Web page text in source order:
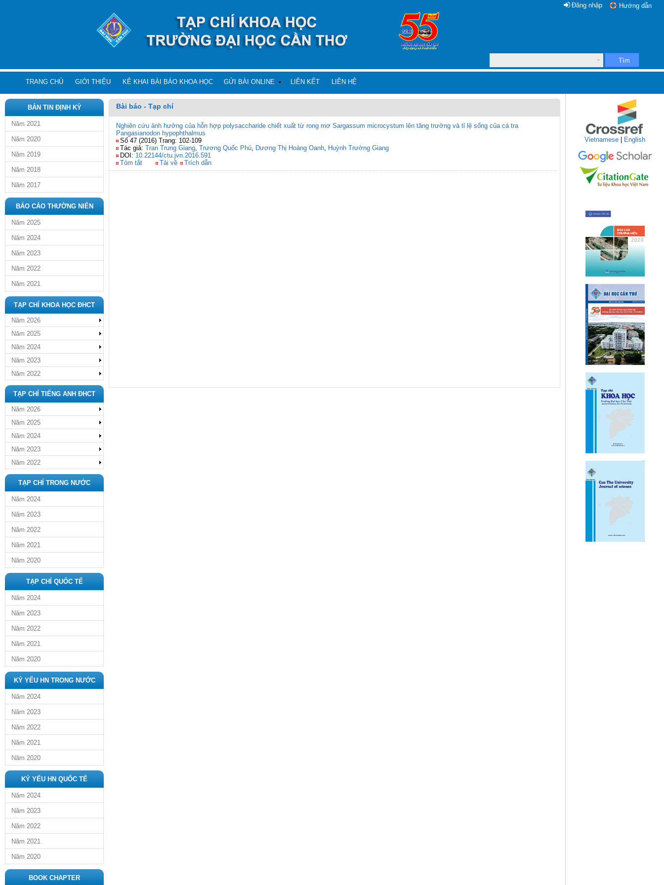
Hướng dẫn
Đăng nhập
Tìm
TRANG CHỦ GIỚI THIỆU KÊ KHAI BÀI BÁO KHOA HỌC GỬI BÀI ONLINE LIÊN KẾT LIÊN HỆ
BẢN TIN ĐỊNH KỲ
Năm 2021
Năm 2020
Năm 2019
Năm 2018
Năm 2017
BÁO CÁO THƯỜNG NIÊN
Năm 2025
Năm 2024
Năm 2023
Năm 2022
Năm 2021
TẠP CHÍ KHOA HỌC ĐHCT
Năm 2026
Năm 2025
Năm 2024
Năm 2023
Năm 2022
TẠP CHÍ TIẾNG ANH ĐHCT
Năm 2026
Năm 2025
Năm 2024
Năm 2023
Năm 2022
TẠP CHÍ TRONG NƯỚC
Năm 2024
Năm 2023
Năm 2022
Năm 2021
Năm 2020
TẠP CHÍ QUỐC TẾ
Năm 2024
Năm 2023
Năm 2022
Năm 2021
Năm 2020
KỶ YẾU HN TRONG NƯỚC
Năm 2024
Năm 2023
Năm 2022
Năm 2021
Năm 2020
KỶ YẾU HN QUỐC TẾ
Năm 2024
Năm 2023
Năm 2022
Năm 2021
Năm 2020
BOOK CHAPTER
Bài báo - Tạp chí
Nghiên cứu ảnh hưởng của hỗn hợp polysaccharide chiết xuất từ rong mơ Sargassum microcystum lên tăng trưởng và tỉ lệ sống của cá tra
Pangasianodon hypophthalmus
Số 47 (2016) Trang: 102-109
Tác giả: Tran Trung Giang, Trương Quốc Phú, Dương Thị Hoàng Oanh, Huỳnh Trường Giang
DOI: 10.22144/ctu.jvn.2016.591
Tóm tắt
Tải về Trích dẫn
Vietnamese English